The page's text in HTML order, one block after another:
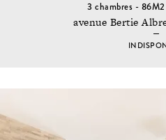
3 chambres - 86M2
avenue Bertie